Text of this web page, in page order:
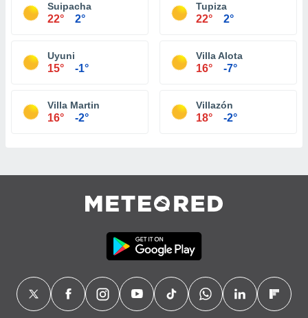
Suipacha
22° 2°
Tupiza
22° 2°
Uyuni
15° -1°
Villa Alota
16° -7°
Villa Martin
16° -2°
Villazón
18° -2°